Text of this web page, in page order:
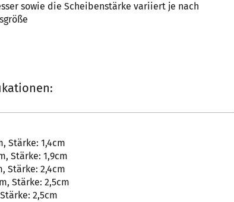
sowie die Scheibenstärke variiert je nach
Stärke: 1,4cm
Stärke: 1,9cm
Stärke: 2,4cm
Stärke: 2,5cm
2,5cm